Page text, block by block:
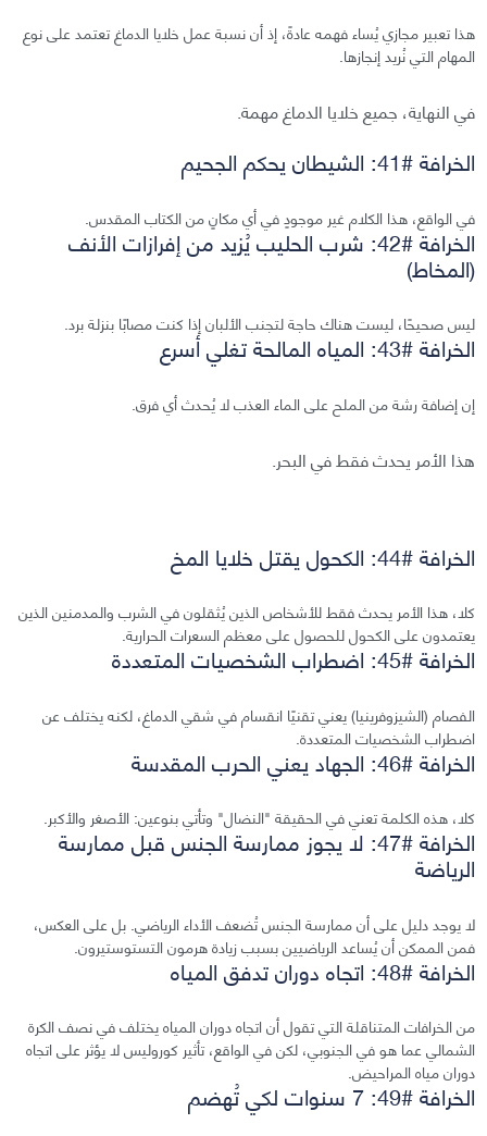
هذا تعبير مجازي يُساء فهمه عادةً، إذ أن نسبة عمل خلايا الدماغ تعتمد على نوع
المهام التي نُريد إنجازها.
في النهاية، جميع خلايا الدماغ مهمة.
الخرافة #41: الشيطان يحكم الجحيم
في الواقع، هذا الكلام غير موجودٍ في أي مكانٍ من الكتاب المقدس.
الخرافة #42: شرب الحليب يُزيد من إفرازات الأنف
(المخاط)
ليس صحيحًا، ليست هناك حاجة لتجنب الألبان إذا كنت مصابًا بنزلة برد.
الخرافة #43: المياه المالحة تغلي أسرع
إن إضافة رشة من الملح على الماء العذب لا يُحدث أي فرق.
هذا الأمر يحدث فقط في البحر.
الخرافة #44: الكحول يقتل خلايا المخ
كلا، هذا الأمر يحدث فقط للأشخاص الذين يُثقلون في الشرب والمدمنين الذين
يعتمدون على الكحول للحصول على معظم السعرات الحرارية.
الخرافة #45: اضطراب الشخصيات المتعددة
الفصام (الشيزوفرينيا) يعني تقنيًا انقسام في شقي الدماغ، لكنه يختلف عن
اضطراب الشخصيات المتعددة.
الخرافة #46: الجهاد يعني الحرب المقدسة
كلا، هذه الكلمة تعني في الحقيقة "النضال" وتأتي بنوعين: الأصغر والأكبر.
الخرافة #47: لا يجوز ممارسة الجنس قبل ممارسة
الرياضة
لا يوجد دليل على أن ممارسة الجنس تُضعف الأداء الرياضي. بل على العكس،
فمن الممكن أن يُساعد الرياضيين بسبب زيادة هرمون التستوستيرون.
الخرافة #48: اتجاه دوران تدفق المياه
من الخرافات المتناقلة التي تقول أن اتجاه دوران المياه يختلف في نصف الكرة
الشمالي عما هو في الجنوبي، لكن في الواقع، تأثير كوروليس لا يؤثر على اتجاه
دوران مياه المراحيض.
الخرافة #49: 7 سنوات لكي تُهضم